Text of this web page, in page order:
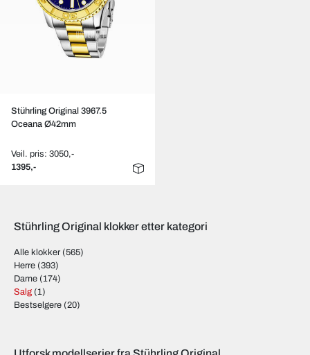
Stührling Original 3967.5
Oceana Ø42mm
Veil. pris: 3050,-
1395,-
Stührling Original klokker etter kategori
Alle klokker (565)
Herre (393)
Dame (174)
Salg (1)
Bestselgere (20)